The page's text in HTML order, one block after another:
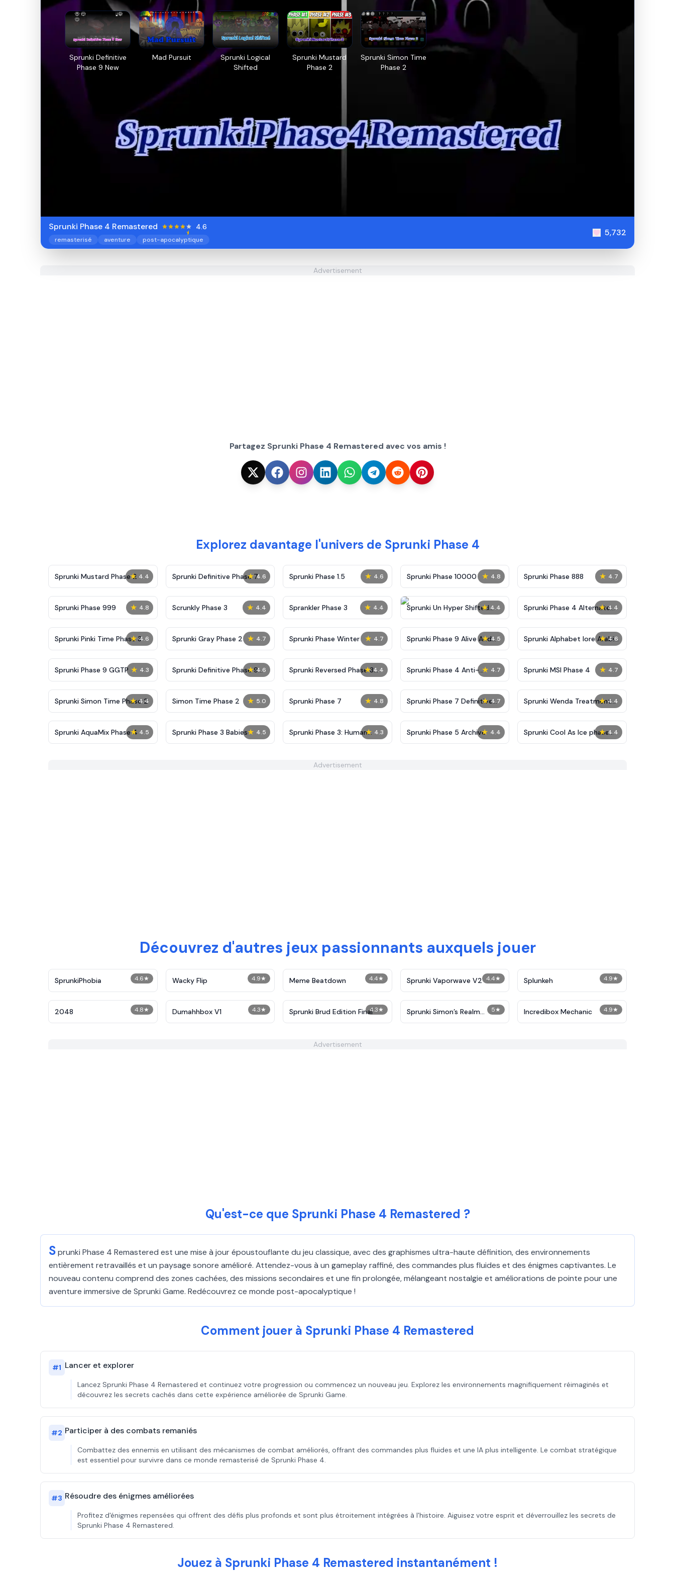
Sprunki Definitive
Phase 9 New
Mad Pursuit
Sprunki Logical
Shifted
Sprunki Mustard
Phase 2
Sprunki Simon Time
Phase 2
Sprunki Phase 4 Remastered 4.6
remasterisé aventure post-apocalyptique
5,732
Advertisement
Partagez Sprunki Phase 4 Remastered avec vos amis !
Explorez davantage l'univers de Sprunki Phase 4
★ 4.4
Sprunki Mustard Phase 2 ★ 4.6
Sprunki Definitive Phase 7 ★ 4.6
Sprunki Phase 1.5 ★ 4.8
Sprunki Phase 10000 ★ 4.7
Sprunki Phase 888
★ 4.8
Sprunki Phase 999 ★ 4.4
Scrunkly Phase 3 ★ 4.4
Sprankler Phase 3 ★ 4.4
Sprunki Un Hyper Shifted
Phase 4
★ 4.4
Sprunki Phase 4 Alternate
Edition
★ 4.6
Sprunki Pinki Time Phase 3 ★ 4.7
Sprunki Gray Phase 2 ★ 4.7
Sprunki Phase Winter ★ 4.5
Sprunki Phase 9 Alive And
Malediction
★ 4.6
Sprunki Alphabet lore Arabic
Phase 3
★ 4.3
Sprunki Phase 9 GGTP ★ 4.6
Sprunki Definitive Phase 9
New
★ 4.4
Sprunki Reversed Phase 3
Definitive
★ 4.7
Sprunki Phase 4 Anti-
Shifted
★ 4.7
Sprunki MSI Phase 4
★ 4.4
Sprunki Simon Time Phase 2 ★ 5.0
Simon Time Phase 2 ★ 4.8
Sprunki Phase 7 ★ 4.7
Sprunki Phase 7 Definitive
(Fanmade)
★ 4.4
Sprunki Wenda Treatment
Phase 40
★ 4.5
Sprunki AquaMix Phase 4 ★ 4.5
Sprunki Phase 3 Babies ★ 4.3
Sprunki Phase 3: Human
Edition
★ 4.4
Sprunki Phase 5 Archive ★ 4.4
Sprunki Cool As Ice phase
69
Advertisement
Découvrez d'autres jeux passionnants auxquels jouer
4.6★
SprunkiPhobia 4.9★
Wacky Flip 4.4★
Meme Beatdown 4.4★
Sprunki Vaporwave V2 4.9★
Splunkeh
4.8★
2048 4.3★
Dumahhbox V1 4.3★
Sprunki Brud Edition Final 5★
Sprunki Simon’s Realm
Retake
4.9★
Incredibox Mechanic
Advertisement
Qu'est-ce que Sprunki Phase 4 Remastered ?
Sprunki Phase 4 Remastered est une mise à jour époustouflante du jeu classique, avec des graphismes ultra-haute définition, des environnements
entièrement retravaillés et un paysage sonore amélioré. Attendez-vous à un gameplay raffiné, des commandes plus fluides et des énigmes captivantes. Le
nouveau contenu comprend des zones cachées, des missions secondaires et une fin prolongée, mélangeant nostalgie et améliorations de pointe pour une
aventure immersive de Sprunki Game. Redécouvrez ce monde post-apocalyptique !
Comment jouer à Sprunki Phase 4 Remastered
#1 Lancer et explorer
Lancez Sprunki Phase 4 Remastered et continuez votre progression ou commencez un nouveau jeu. Explorez les environnements magnifiquement réimaginés et
découvrez les secrets cachés dans cette expérience améliorée de Sprunki Game.
#2 Participer à des combats remaniés
Combattez des ennemis en utilisant des mécanismes de combat améliorés, offrant des commandes plus fluides et une IA plus intelligente. Le combat stratégique
est essentiel pour survivre dans ce monde remasterisé de Sprunki Phase 4.
#3 Résoudre des énigmes améliorées
Profitez d'énigmes repensées qui offrent des défis plus profonds et sont plus étroitement intégrées à l'histoire. Aiguisez votre esprit et déverrouillez les secrets de
Sprunki Phase 4 Remastered.
Jouez à Sprunki Phase 4 Remastered instantanément !